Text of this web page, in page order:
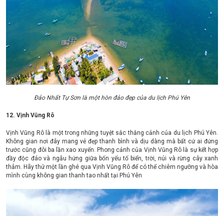
Đảo Nhất Tự Sơn là một hòn đảo đẹp của du lịch Phú Yên
12. Vịnh Vũng Rô
Vịnh Vũng Rô là một trong những tuyệt sắc thắng cảnh của du lịch Phú Yên.
Không gian nơi đây mang vẻ đẹp thanh bình và dịu dàng mà bất cứ ai đứng
trước cũng đôi ba lần xao xuyến. Phong cảnh của Vịnh Vũng Rô là sự kết hợp
đầy độc đáo và ngẫu hứng giữa bốn yếu tố biển, trời, núi và rừng cây xanh
thẳm. Hãy thử một lần ghé qua Vịnh Vũng Rô để có thể chiêm ngưỡng và hòa
mình cùng không gian thanh tao nhất tại Phú Yên